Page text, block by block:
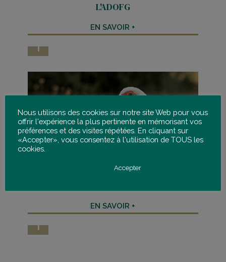
L'ADOFG
EN SAVOIR +
EN SAVOIR +
Nous utilisons des cookies sur notre site Web pour vous
offrir l'expérience la plus pertinente en mémorisant vos
préférences et des visites répétées. En cliquant sur
«Accepter», vous consentez à l'utilisation de TOUS les
cookies.
Accepter